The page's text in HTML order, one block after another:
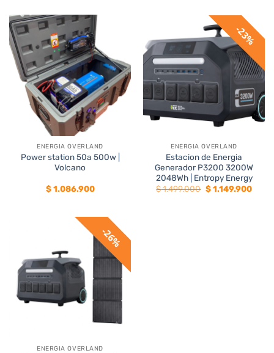
$ 799.900.
$ 1.199.800.
ENERGIA OVERLAND
Power station 50a 500w |
Volcano
$1.086.900
23%
ENERGIA OVERLAND
Estacion de Energia
Generador P3200 3200W
2048Wh | Entropy Energy
$1.499.000 El
precio
$1.149.900El
26%
ENERGIA OVERLAND